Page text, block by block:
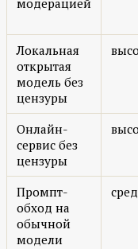
модерацией
Локальная
открытая
модель без
цензуры
Онлайн-
сервис без
цензуры
Промпт-
обход на
обычной
модели